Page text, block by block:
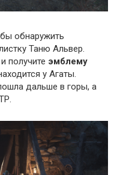
обнаружить
Таню Альвер.
получите эмблему
у Агаты.
дальше в горы, а